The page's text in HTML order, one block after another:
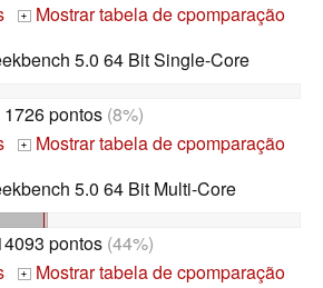
+ Mostrar tabela de cpomparação
5.0 64 Bit Single-Core
1726 pontos(8%)
+ Mostrar tabela de cpomparação
5.0 64 Bit Multi-Core
pontos(44%)
+ Mostrar tabela de cpomparação